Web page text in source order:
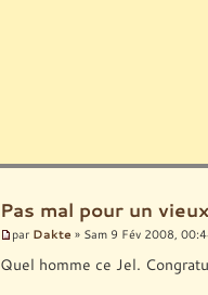
Pas mal pour un
par Dakte » Sam 9 Fév 2008,
Quel homme ce Jel.